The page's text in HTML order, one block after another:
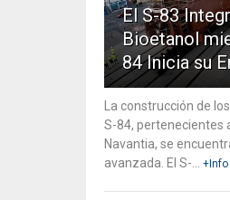
El S-83
Bioetanol
84 Inicia su
La construcción de
S-84, pertenecientes
Navantia, se
avanzada. El S-...
+Info